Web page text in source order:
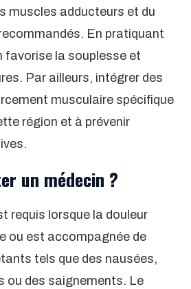
muscles adducteurs et du
En pratiquant
favorise la souplesse et
Par ailleurs, intégrer des
musculaire spécifique
région et à prévenir
un médecin ?
requis lorsque la douleur
ou est accompagnée de
tels que des nausées,
ou des saignements. Le